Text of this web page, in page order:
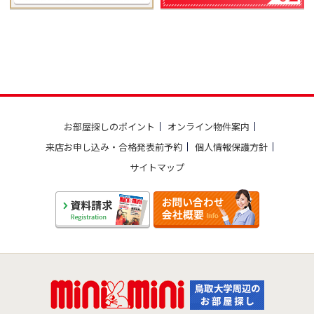
お部屋探しのポイント
オンライン物件案内
来店お申し込み・合格発表前予約
個人情報保護方針
サイトマップ